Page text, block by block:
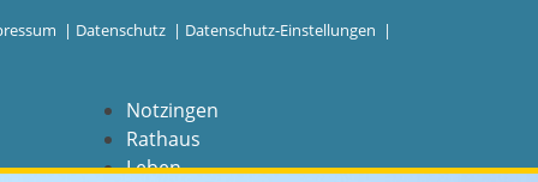
| Datenschutz | Datenschutz-Einstellungen |
Notzingen
Rathaus
Leben